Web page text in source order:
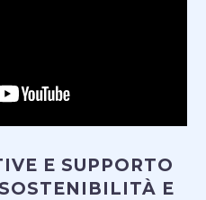
E SUPPORTO
E